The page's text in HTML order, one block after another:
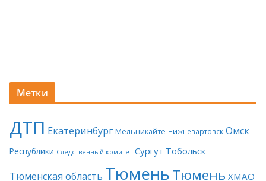
Метки
ДТП Екатеринбург Мельникайте Нижневартовск Омск
Республики Следственный комитет Сургут Тобольск
Тюменская область ТюменьТюмень ХМАО